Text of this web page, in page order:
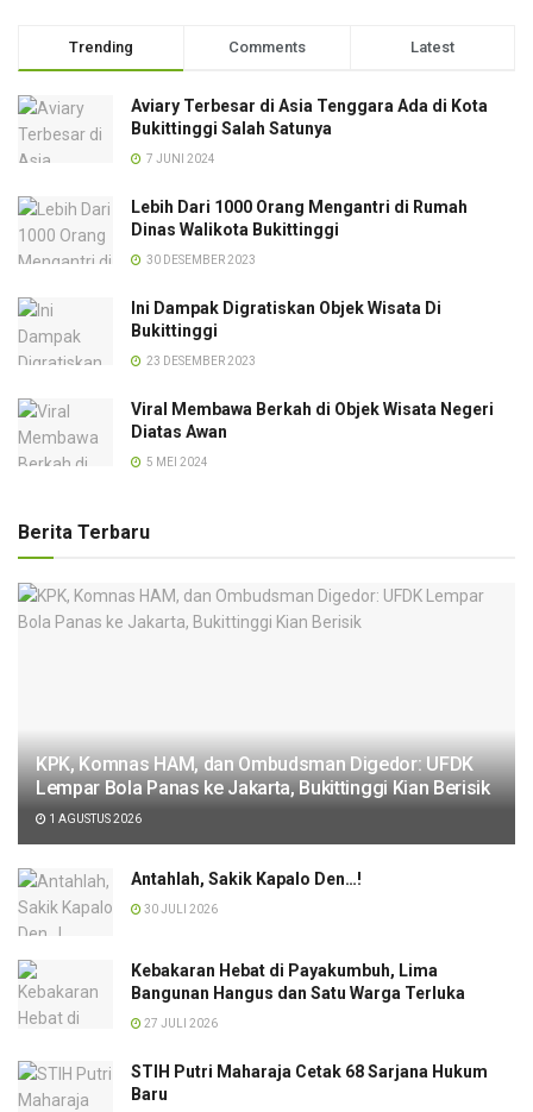
Trending Comments Latest
Aviary Terbesar di Asia Tenggara Ada di Kota
Bukittinggi Salah Satunya
7 JUNI 2024
Lebih Dari 1000 Orang Mengantri di Rumah
Dinas Walikota Bukittinggi
30 DESEMBER 2023
Ini Dampak Digratiskan Objek Wisata Di
Bukittinggi
23 DESEMBER 2023
Viral Membawa Berkah di Objek Wisata Negeri
Diatas Awan
5 MEI 2024
Berita Terbaru
KPK, Komnas HAM, dan Ombudsman Digedor: UFDK
Lempar Bola Panas ke Jakarta, Bukittinggi Kian Berisik
1 AGUSTUS 2026
Antahlah, Sakik Kapalo Den…!
30 JULI 2026
Kebakaran Hebat di Payakumbuh, Lima
Bangunan Hangus dan Satu Warga Terluka
27 JULI 2026
STIH Putri Maharaja Cetak 68 Sarjana Hukum
Baru